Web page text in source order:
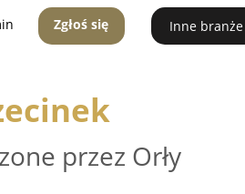
Zgłoś się Inne branże
przez Orły